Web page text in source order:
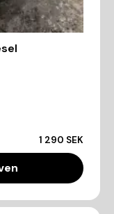
1 290 SEK